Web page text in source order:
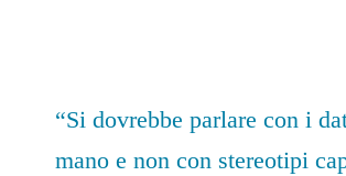
“Si dovrebbe parlare con i
mano e non con stereotipi